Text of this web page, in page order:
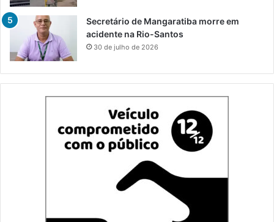
Secretário de Mangaratiba morre em
acidente na Rio-Santos
30 de julho de 2026